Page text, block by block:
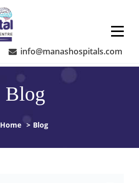
info@manashospitals.com
Blog
Home > Blog